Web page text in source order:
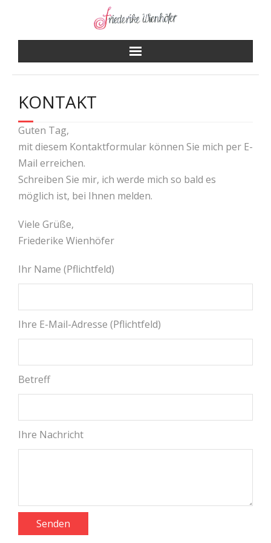
KONTAKT
Guten Tag,
mit diesem Kontaktformular können Sie mich per E-
Mail erreichen.
Schreiben Sie mir, ich werde mich so bald es
möglich ist, bei Ihnen melden.
Viele Grüße,
Friederike Wienhöfer
Ihr Name (Pflichtfeld)
Ihre E-Mail-Adresse (Pflichtfeld)
Betreff
Ihre Nachricht